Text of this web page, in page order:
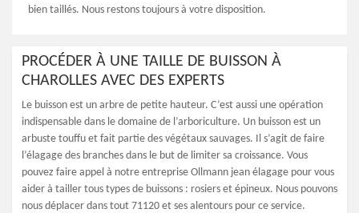
bien taillés. Nous restons toujours à votre disposition.
PROCÉDER À UNE TAILLE DE BUISSON À
CHAROLLES AVEC DES EXPERTS
Le buisson est un arbre de petite hauteur. C’est aussi une opération
indispensable dans le domaine de l’arboriculture. Un buisson est un
arbuste touffu et fait partie des végétaux sauvages. Il s’agit de faire
l’élagage des branches dans le but de limiter sa croissance. Vous
pouvez faire appel à notre entreprise Ollmann jean élagage pour vous
aider à tailler tous types de buissons : rosiers et épineux. Nous pouvons
nous déplacer dans tout 71120 et ses alentours pour ce service.